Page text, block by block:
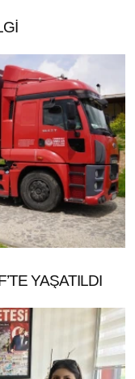
YAŞATILDI